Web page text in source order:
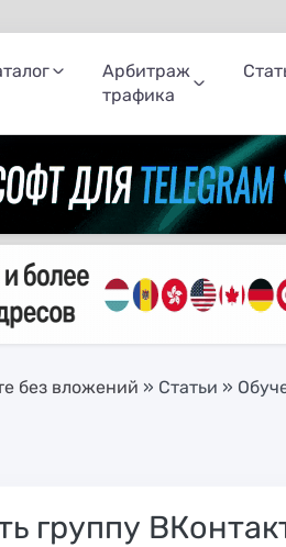
Арбитраж
трафика
без вложений » Статьи »
группу